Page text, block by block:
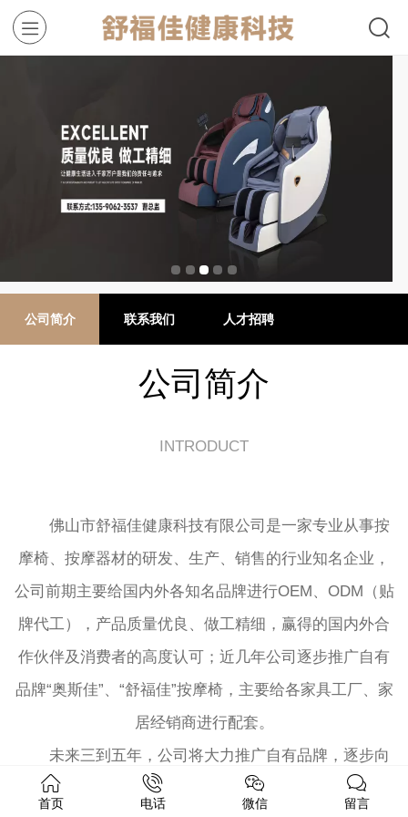
公司简介 联系我们 人才招聘
公司简介
INTRODUCT
佛山市舒福佳健康科技有限公司是一家专业从事按
摩椅、按摩器材的研发、生产、销售的行业知名企业，
公司前期主要给国内外各知名品牌进行OEM、ODM（贴
牌代工），产品质量优良、做工精细，赢得的国内外合
作伙伴及消费者的高度认可；近几年公司逐步推广自有
品牌“奥斯佳”、“舒福佳”按摩椅，主要给各家具工厂、家
居经销商进行配套。
未来三到五年，公司将大力推广自有品牌，逐步向
按摩椅招商加盟专卖店的发展路线进行转移，计划3—5
首页 电话 微信 留言